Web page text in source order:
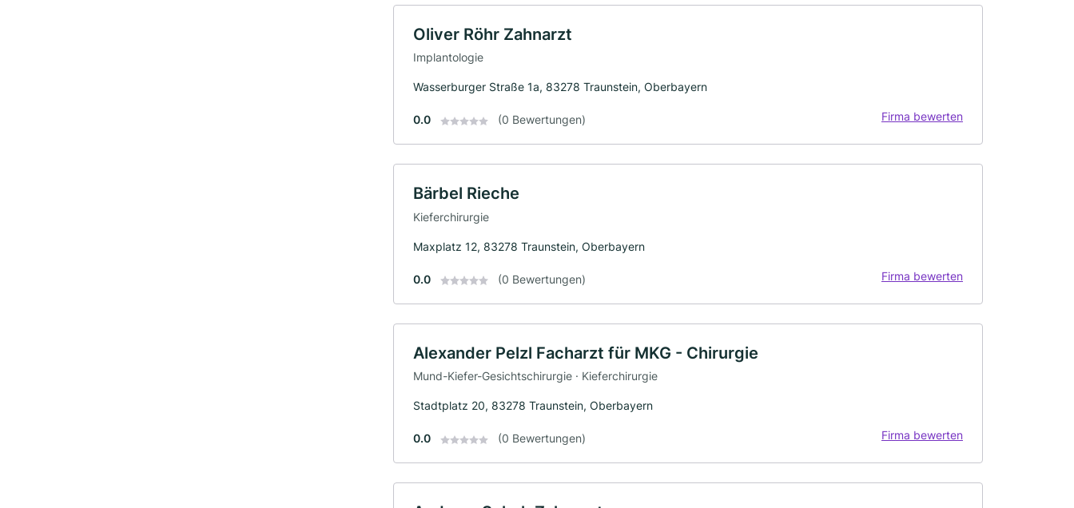
Oliver Röhr Zahnarzt
Implantologie
Wasserburger Straße 1a, 83278 Traunstein, Oberbayern
0.0 (0 Bewertungen) Firma bewerten
Bärbel Rieche
Kieferchirurgie
Maxplatz 12, 83278 Traunstein, Oberbayern
0.0 (0 Bewertungen) Firma bewerten
Alexander Pelzl Facharzt für MKG - Chirurgie
Mund-Kiefer-Gesichtschirurgie · Kieferchirurgie
Stadtplatz 20, 83278 Traunstein, Oberbayern
0.0 (0 Bewertungen) Firma bewerten